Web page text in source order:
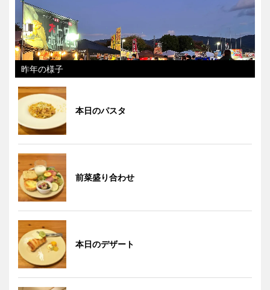
昨年の様子
本日のパスタ
前菜盛り合わせ
本日のデザート